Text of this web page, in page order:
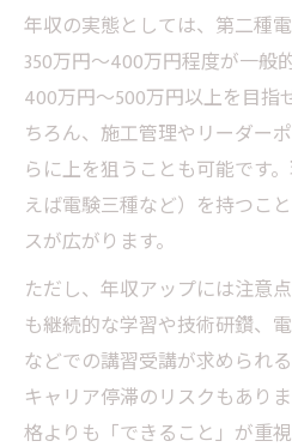
電気工事士が身に
電気工事技術のス
年収の実態としては、第二種
350万円〜400万円程度が一般
400万円〜500万円以上を目指
ちろん、施工管理やリーダー
らに上を狙うことも可能です
えば電験三種など）を持つこ
スが広がります。
ただし、年収アップには注意
も継続的な学習や技術研鑽、
などでの講習受講が求められ
キャリア停滞のリスクもあり
格よりも「できること」が重